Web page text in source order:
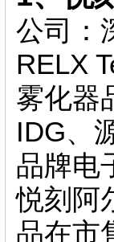
公司：
RELX
雾化器
IDG、
品牌电
悦刻阿
品在市